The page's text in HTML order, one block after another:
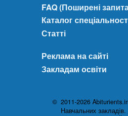
FAQ (Поширені
Каталог
Статті
Реклама на сайті
Закладам освіти
© 2011-2026
Навчальних закладів.